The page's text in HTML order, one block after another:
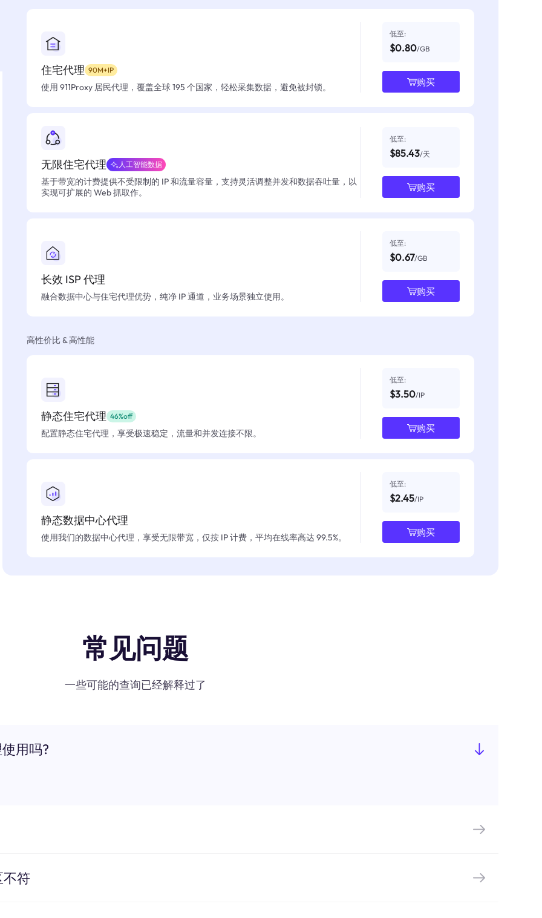
住宅代理 90M+IP
使用 911Proxy 居民代理，覆盖全球 195 个国家，轻松采集数据，避免被封锁。
低至:
$0.80/GB
购买
无限住宅代理 人工智能数据
基于带宽的计费提供不受限制的 IP 和流量容量，支持灵活调整并发和数据吞吐量，以
实现可扩展的 Web 抓取作。
低至:
$85.43/天
购买
长效 ISP 代理
融合数据中心与住宅代理优势，纯净 IP 通道，业务场景独立使用。
低至:
$0.67/GB
购买
高性价比 & 高性能
静态住宅代理 46%off
配置静态住宅代理，享受极速稳定，流量和并发连接不限。
低至:
$3.50/IP
购买
静态数据中心代理
使用我们的数据中心代理，享受无限带宽，仅按 IP 计费，平均在线率高达 99.5%。
低至:
$2.45/IP
购买
常见问题
一些可能的查询已经解释过了
用吗?
符